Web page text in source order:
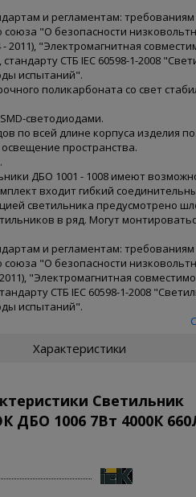
и регламентам:
"О безопасности
2011), "Электромагнитная
стандарту СТБ IEC 60598-1-2008
испытаний".
поликарбоната со свет
светодиодами.
по всей длине корпуса изделия
пространства.
ДБО 1001 - 1008 имеют
входит гибкий
светильника предусмотрено
в ряд. Могут
и регламентам:
"О безопасности
"Электромагнитная
СТБ IEC 60598-1-2008
испытаний".
Характеристики
Светильник
ДБО 1006 7Вт 4000К